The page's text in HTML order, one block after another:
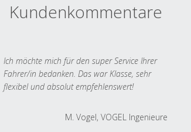
Kundenkommentare
Ich möchte mich für den super Service Ihrer
Fahrer/in bedanken. Das war Klasse, sehr
flexibel und absolut empfehlenswert!
M. Vogel, VOGEL Ingenieure